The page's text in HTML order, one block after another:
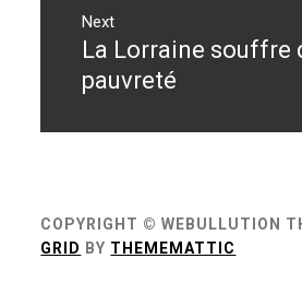
Next
Next
post:
La Lorraine souffre
pauvreté
COPYRIGHT © WEBULLUTION
GRID BY THEMEMATTIC